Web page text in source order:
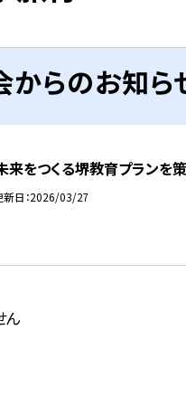
らのお知ら
つくる堺教育プランを策
新日 2026/03/27
ん